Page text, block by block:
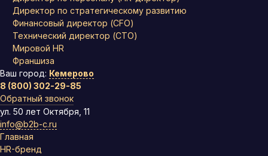
Директор по стратегическому развитию
Финансовый директор (CFO)
Технический директор (CTO)
Мировой HR
Франшиза
Ваш город: Кемерово
8 (800) 302-29-85
Обратный звонок
ул. 50 лет Октября, 11
info@b2b-c.ru
Главная
HR-бренд